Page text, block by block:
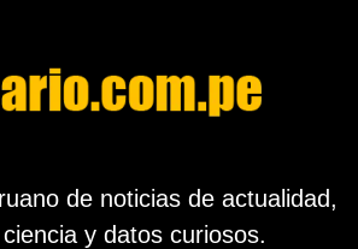
de noticias de actualidad,
y datos curiosos.